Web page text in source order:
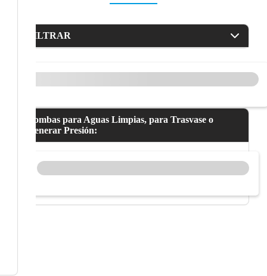
FILTRAR
Bombas para Aguas Limpias, para Trasvase o
Generar Presión: